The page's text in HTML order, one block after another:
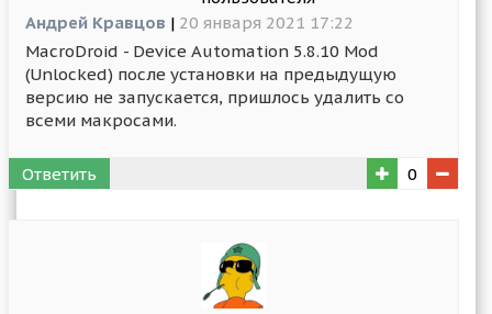
Андрей Кравцов | 20 января 2021 17:22
MacroDroid - Device Automation 5.8.10 Mod
(Unlocked) после установки на предыдущую
версию не запускается, пришлось удалить со
всеми макросами.
Ответить 0